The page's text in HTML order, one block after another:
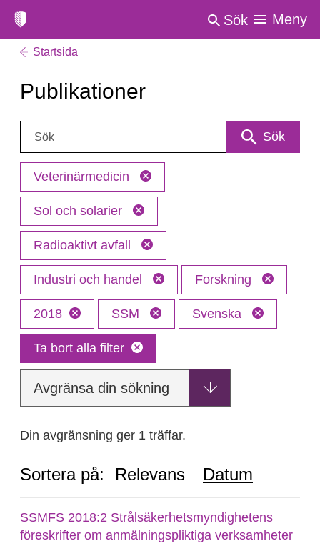
Sök Meny
Startsida
Publikationer
Sök: Sök
Veterinärmedicin
Sol och solarier
Radioaktivt avfall
Industri och handel Forskning
2018 SSM Svenska
Ta bort alla filter
Avgränsa din sökning
Din avgränsning ger 1 träffar.
Sortera på: Relevans Datum
SSMFS 2018:2 Strålsäkerhetsmyndighetens
föreskrifter om anmälningspliktiga verksamheter